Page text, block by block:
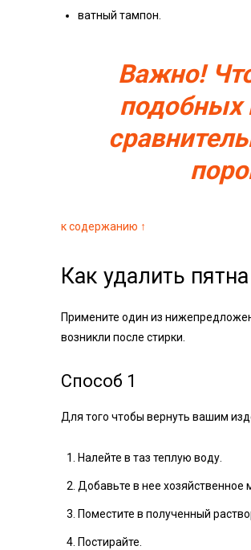
ватный тампон.
Важно!
подобных
к содержанию ↑
Как удалить
Примените один из
возникли после стирки.
Способ 1
Для того чтобы вернуть вашим
Налейте в таз теплую воду.
Добавьте в нее хозяйственное
Поместите в полученный
Постирайте.